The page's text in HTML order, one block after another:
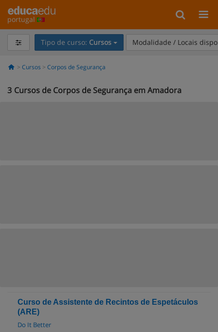
portugal
Tipo de curso: Cursos Modalidade / Locais
Cursos Corpos de Segurança
3 Cursos de Corpos de Segurança em Amadora
Curso de Assistente de Recintos de Espetáculos
(ARE)
Do It Better